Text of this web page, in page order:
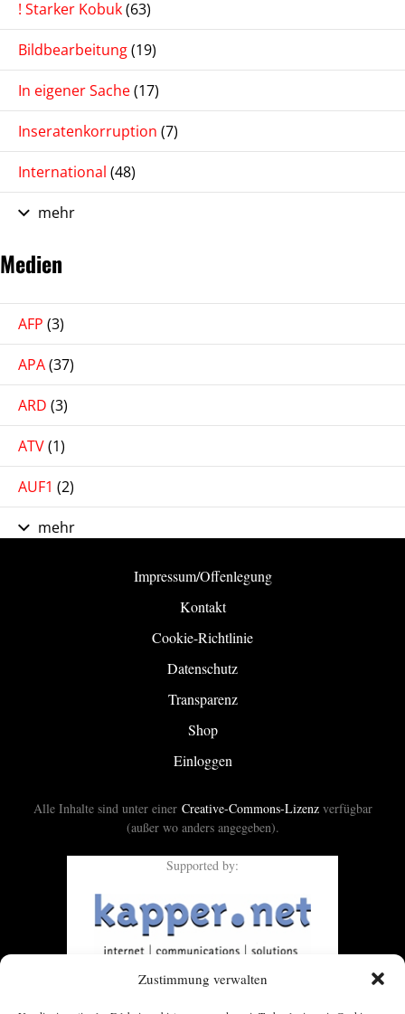
Zustimmung verwalten
! Starker Kobuk(63)
Bildbearbeitung(19)
In eigener Sache(17)
Inseratenkorruption (7)
International (48)
mehr
Medien
AFP (3)
APA(37)
ARD (3)
ATV(1)
AUF1 (2)
mehr
Impressum/Offenlegung
Kontakt
Cookie-Richtlinie
Datenschutz
Transparenz
Shop
Einloggen
Alle Inhalte sind unter einer Creative-Commons-Lizenzverfügbar
(außer wo anders angegeben).
Supported by: